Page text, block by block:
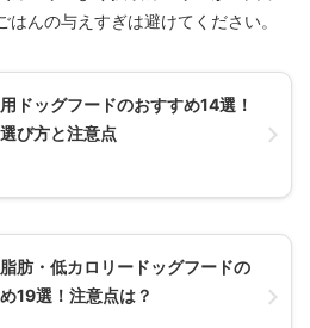
んの与えすぎは避けてください。
ドッグフードのおすすめ14選！
び方と注意点
肪・低カロリードッグフードの
19選！注意点は？